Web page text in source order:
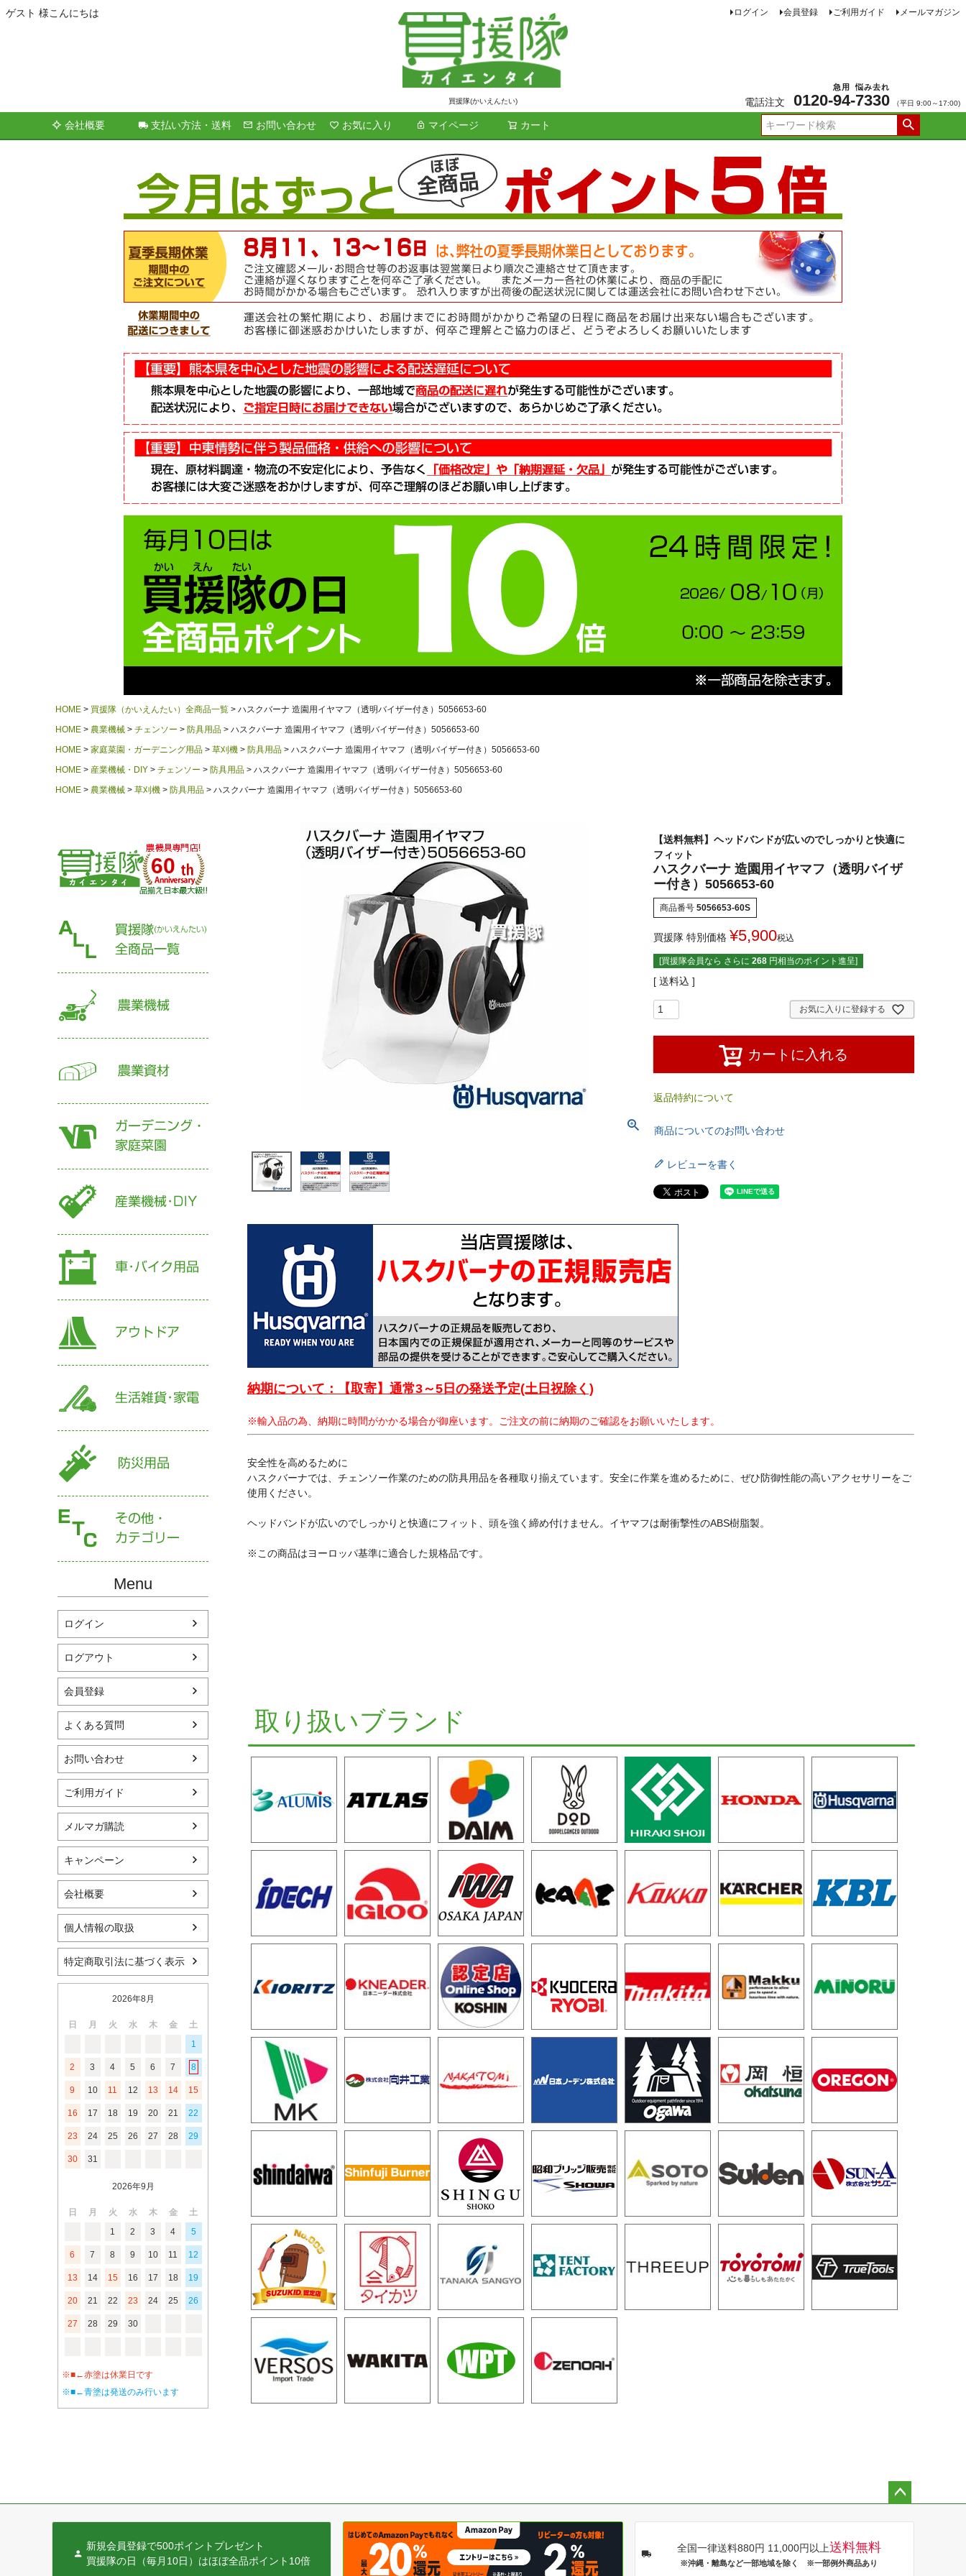
ゲスト 様こんにちは
買援隊(かいえんたい)
ログイン 会員登録 ご利用ガイド メールマガジン
電話注文 0120-94
急用
-7330
悩み去れ
（平日 9:00～17:00)
会社概要 支払い方法・送料 お問い合わせ お気に入り マイページ カート
検索
HOME 買援隊（かいえんたい）全商品一覧
ハスクバーナ 造園用イヤマフ（透明バイザー付き）5056653-60
HOME
農業機械 チェンソー 防具用品
ハスクバーナ 造園用イヤマフ（透明バイザー付き）5056653-60
HOME
家庭菜園・ガーデニング用品 草刈機 防具用品
ハスクバーナ 造園用イヤマフ（透明バイザー付き）5056653-60
HOME
産業機械・DIY チェンソー 防具用品
ハスクバーナ 造園用イヤマフ（透明バイザー付き）5056653-60
HOME
農業機械 草刈機 防具用品 ハスクバーナ 造園用イヤマフ（透明バイザー付き）5056653-60
60
Menu
ログイン
ログアウト
会員登録
よくある質問
お問い合わせ
ご利用ガイド
メルマガ購読
キャンペーン
会社概要
個人情報の取扱
特定商取引法に基づく表示
2026年8月
日 月 火 水 木 金
土
1
2 3 4 5 6 7 8
9 10 11 12 13 14 15
16 17 18 19 20 21 22
23 24 25 26 27 28 29
30 31
2026年9月
日 月 火 水 木 金
土
1
2 3 4 5
6 7 8 9 10 11 12
13 14 15 16 17 18 19
20 21 22 23 24 25 26
27 28 29 30
※■←赤塗は休業日です
※■←青塗は発送のみ行います
【送料無料】ヘッドバンドが広いのでしっかりと快適に
フィット
ハスクバーナ 造園用イヤマフ（透明バイザ
ー付き）5056653-60
商品番号 5056653-60S
買援隊 特別価格 ¥5,900税込
[買援隊会員なら さらに 268 円相当のポイント進呈]
送料込
お気に入りに登録する
カートに入れる
返品特約について
商品についてのお問い合わせ
レビューを書く
納期について：【取寄】通常3～5日の発送予定(土日祝除く)
※輸入品の為、納期に時間がかかる場合が御座います。ご注文の前に納期のご確認をお願いいたします。
安全性を高めるために
ハスクバーナでは、チェンソー作業のための防具用品を各種取り揃えています。安全に作業を進めるために、ぜひ防御性能の高いアクセサリーをご
使用ください。
ヘッドバンドが広いのでしっかりと快適にフィット、頭を強く締め付けません。イヤマフは耐衝撃性のABS樹脂製。
※この商品はヨーロッパ基準に適合した規格品です。
取り扱いブランド
新規会員登録で500ポイントプレゼント
買援隊の日（毎月10日）はほぼ全品ポイント10倍
全国一律送料880円 11,000円以上送料無料
※沖縄・離島など一部地域を除く ※一部例外商品あり